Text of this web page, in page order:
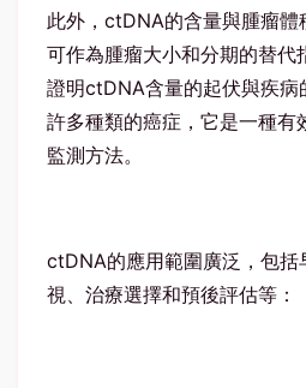
此外，ctDNA的含量與腫瘤體
可作為腫瘤大小和分期的替代
證明ctDNA含量的起伏與疾病
許多種類的癌症，它是一種有
監測方法。
ctDNA的應用範圍廣泛，包括
視、治療選擇和預後評估等：